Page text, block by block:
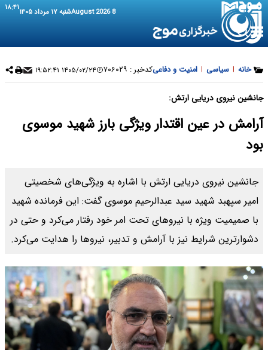
8 August 2026 شنبه ۱۷ مرداد ۱۴۰۵ ۱۸:۴۱
خانه | سیاسی | امنیت و دفاعیکدخبر : ۷۰۶۰۲۹ ۱۴۰۵/۰۲/۲۴ ۱۹:۵۲:۴۱
جانشین نیروی دریایی ارتش:
آرامش در عین اقتدار ویژگی بارز شهید موسوی
بود
جانشین نیروی دریایی ارتش با اشاره به ویژگی‌های شخصیتی
امیر سپهبد شهید سید عبدالرحیم موسوی گفت: این فرمانده شهید
با صمیمیت ویژه با نیروهای تحت امر خود رفتار می‌کرد و حتی در
دشوارترین شرایط نیز با آرامش و تدبیر، نیروها را هدایت می‌کرد.